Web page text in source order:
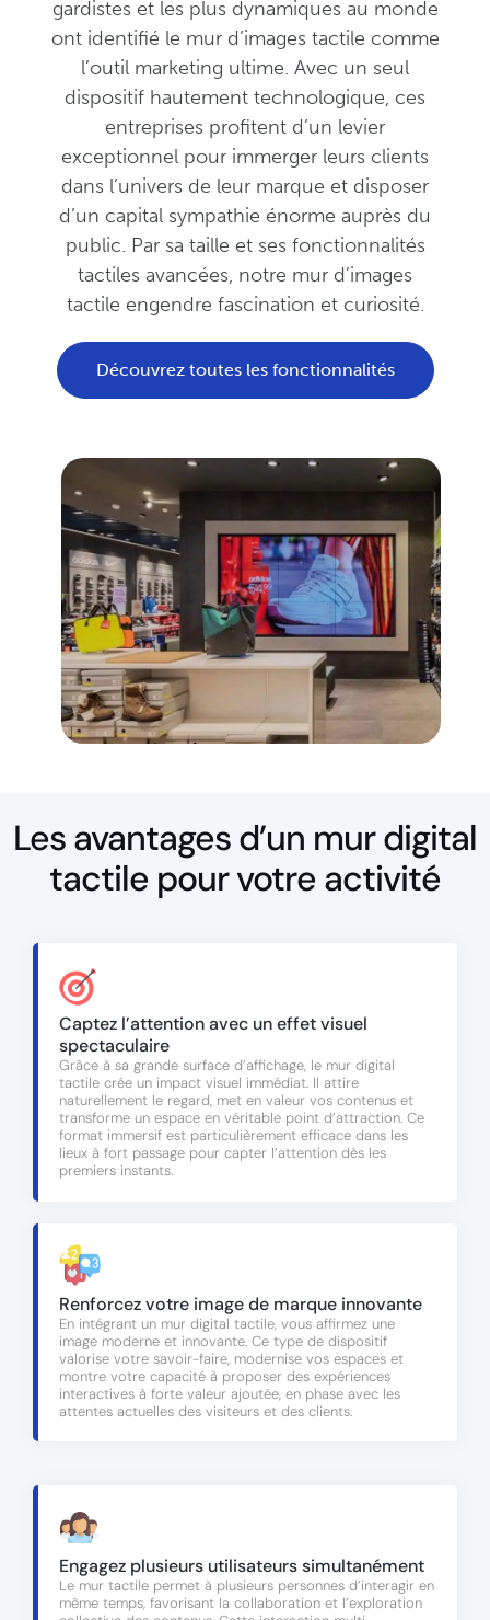
gardistes et les plus dynamiques au monde
ont identifié le mur d’images tactile comme
l’outil marketing ultime. Avec un seul
dispositif hautement technologique, ces
entreprises profitent d’un levier
exceptionnel pour immerger leurs clients
dans l’univers de leur marque et disposer
d’un capital sympathie énorme auprès du
public. Par sa taille et ses fonctionnalités
tactiles avancées, notre mur d’images
tactile engendre fascination et curiosité.
Découvrez toutes les fonctionnalités
Les avantages d’un mur digital
tactile pour votre activité
Captez l’attention avec un effet visuel
spectaculaire
Grâce à sa grande surface d’affichage, le mur digital
tactile crée un impact visuel immédiat. Il attire
naturellement le regard, met en valeur vos contenus et
transforme un espace en véritable point d’attraction. Ce
format immersif est particulièrement efficace dans les
lieux à fort passage pour capter l’attention dès les
premiers instants.
Renforcez votre image de marque innovante
En intégrant un mur digital tactile, vous affirmez une
image moderne et innovante. Ce type de dispositif
valorise votre savoir-faire, modernise vos espaces et
montre votre capacité à proposer des expériences
interactives à forte valeur ajoutée, en phase avec les
attentes actuelles des visiteurs et des clients.
Engagez plusieurs utilisateurs simultanément
Le mur tactile permet à plusieurs personnes d’interagir en
même temps, favorisant la collaboration et l’exploration